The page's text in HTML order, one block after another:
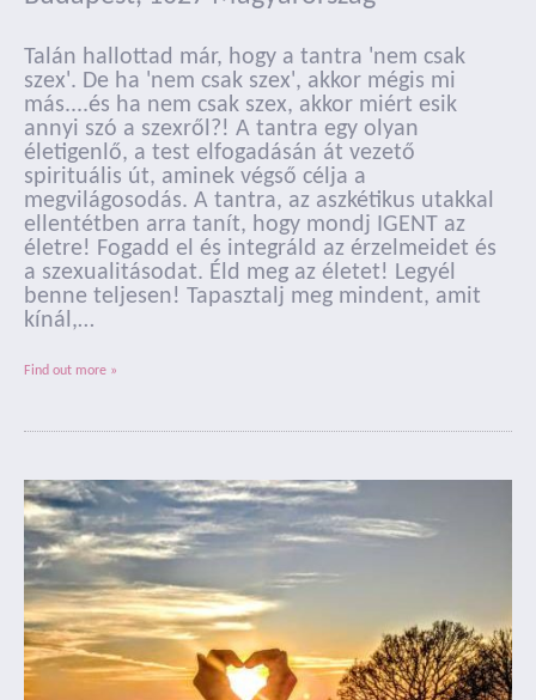
Talán hallottad már, hogy a tantra 'nem csak
szex'. De ha 'nem csak szex', akkor mégis mi
más....és ha nem csak szex, akkor miért esik
annyi szó a szexről?! A tantra egy olyan
életigenlő, a test elfogadásán át vezető
spirituális út, aminek végső célja a
megvilágosodás. A tantra, az aszkétikus utakkal
ellentétben arra tanít, hogy mondj IGENT az
életre! Fogadd el és integráld az érzelmeidet és
a szexualitásodat. Éld meg az életet! Legyél
benne teljesen! Tapasztalj meg mindent, amit
kínál,…
Find out more »